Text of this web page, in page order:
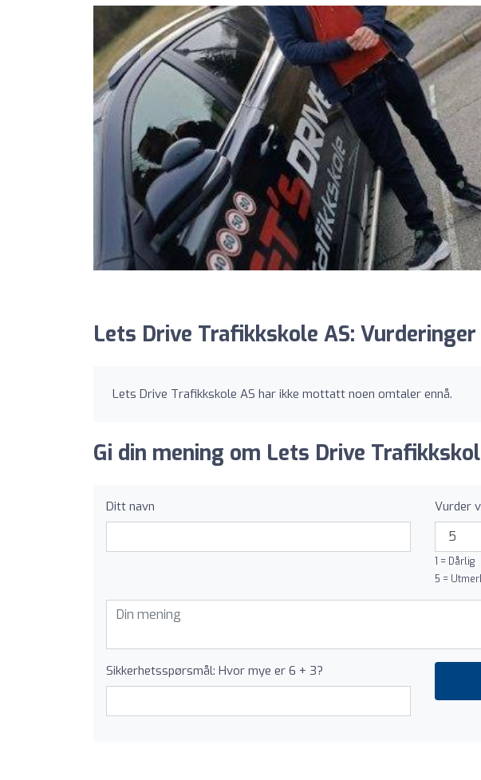
Lets Drive Trafikkskole AS: Vurderinger
Lets Drive Trafikkskole AS har ikke mottatt noen omtaler ennå.
Gi din mening om Lets Drive
Ditt navn Vurder
1 = Dårlig
5 =
Sikkerhetsspørsmål: Hvor mye er 6 + 3?